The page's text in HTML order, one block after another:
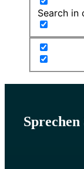
Search in
Sprechen